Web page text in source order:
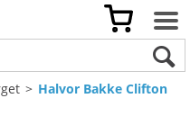
>Halvor Bakke Clifton